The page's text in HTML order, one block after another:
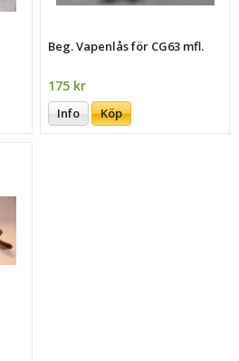
Beg. Vapenlås för CG63 mfl.
175 kr
Info Köp